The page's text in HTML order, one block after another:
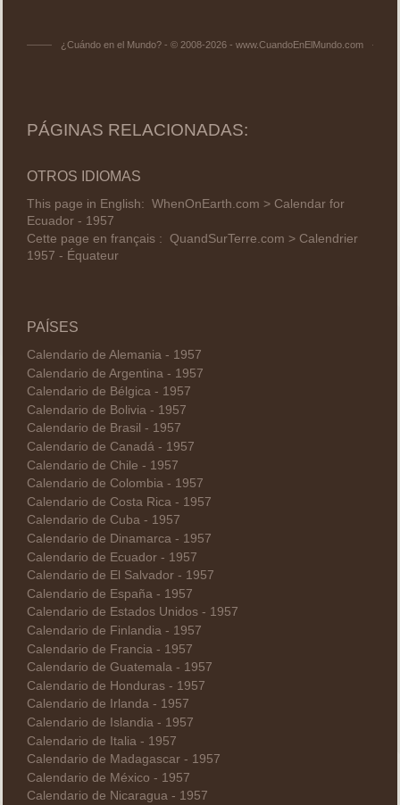
¿Cuándo en el Mundo? - © 2008-2026 - www.CuandoEnElMundo.com
PÁGINAS RELACIONADAS:
OTROS IDIOMAS
This page in English: WhenOnEarth.com > Calendar for
Ecuador - 1957
Cette page en français : QuandSurTerre.com > Calendrier
1957 - Équateur
PAÍSES
Calendario de Alemania - 1957
Calendario de Argentina - 1957
Calendario de Bélgica - 1957
Calendario de Bolivia - 1957
Calendario de Brasil - 1957
Calendario de Canadá - 1957
Calendario de Chile - 1957
Calendario de Colombia - 1957
Calendario de Costa Rica - 1957
Calendario de Cuba - 1957
Calendario de Dinamarca - 1957
Calendario de Ecuador - 1957
Calendario de El Salvador - 1957
Calendario de España - 1957
Calendario de Estados Unidos - 1957
Calendario de Finlandia - 1957
Calendario de Francia - 1957
Calendario de Guatemala - 1957
Calendario de Honduras - 1957
Calendario de Irlanda - 1957
Calendario de Islandia - 1957
Calendario de Italia - 1957
Calendario de Madagascar - 1957
Calendario de México - 1957
Calendario de Nicaragua - 1957